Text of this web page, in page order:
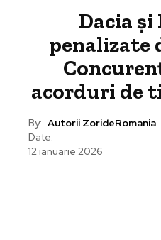
Dacia și
penalizate
acorduri de
By: Autorii ZorideRomania
Date:
12 ianuarie 2026